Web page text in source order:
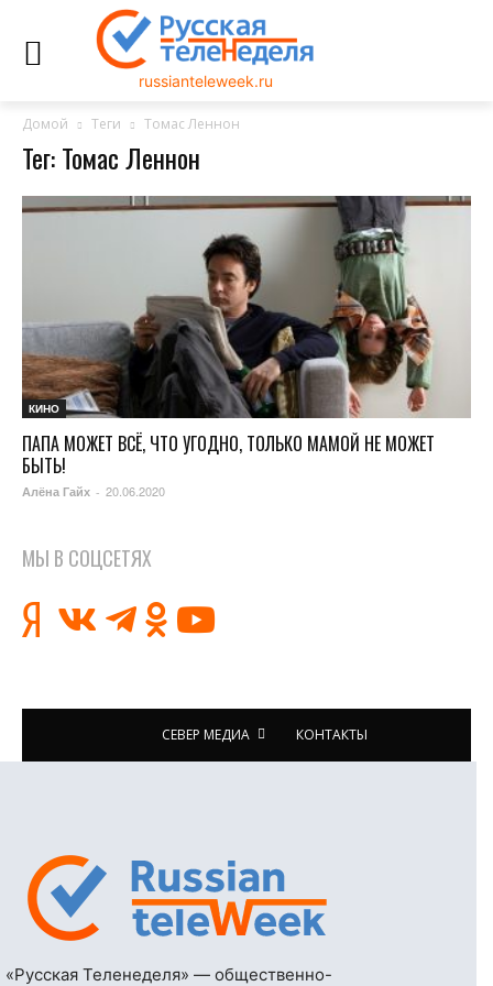
russianteleweek.ru
Домой Теги Томас Леннон
Тег: Томас Леннон
КИНО
ПАПА МОЖЕТ ВСЁ, ЧТО УГОДНО, ТОЛЬКО МАМОЙ НЕ МОЖЕТ
БЫТЬ!
Алёна Гайх - 20.06.2020
МЫ В СОЦСЕТЯХ
СЕВЕР МЕДИА КОНТАКТЫ
«Русская Теленеделя» — общественно-